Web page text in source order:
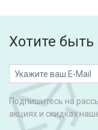
Хотите быть
Подпишитесь на
акциях и скидках